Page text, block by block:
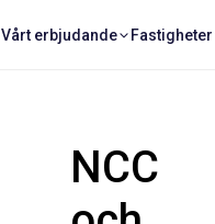
Vårt erbjudande Fastigheter
NCC